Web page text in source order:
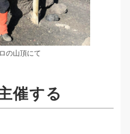
の山頂にて
催する